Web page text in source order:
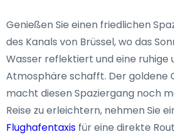
Genießen Sie einen friedlichen
des Kanals von Brüssel, wo das
Wasser reflektiert und eine ruhige
Atmosphäre schafft. Der goldene
macht diesen Spaziergang noch
Reise zu erleichtern, nehmen Sie
Flughafentaxis für eine direkte